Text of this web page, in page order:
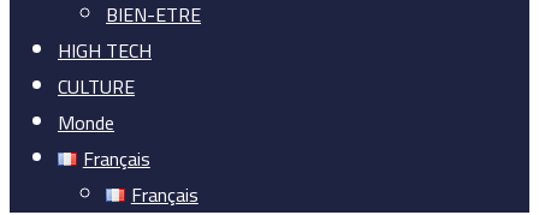
BIEN-ETRE
HIGH TECH
CULTURE
Monde
Français
Français